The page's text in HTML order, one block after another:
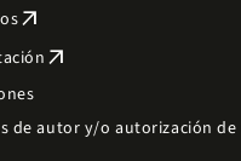
arrow_outward
arrow_outward
de autor y/o autorización de